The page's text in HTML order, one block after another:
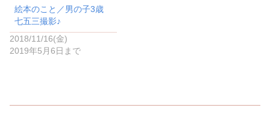
絵本のこと／男の子3歳
七五三撮影♪
2018/11/16(金)
2019年5月6日まで